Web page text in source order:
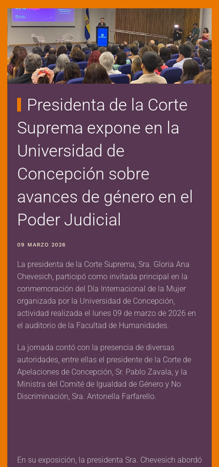
Presidenta de la Corte
Suprema expone en la
Universidad de
Concepción sobre
avances de género en el
Poder Judicial
09 MARZO 2026
La presidenta de la Corte Suprema, Sra. Gloria Ana
Chevesich, participó como invitada principal en la
conmemoración del Día Internacional de la Mujer
organizada por la Universidad de Concepción,
actividad realizada el lunes 09 de marzo de 2026 en
el auditorio de la Facultad de Humanidades.
La jornada contó con la presencia de diversas
autoridades, entre ellas el presidente de la Corte de
Apelaciones de Concepción, Sr. Pablo Zavala, y la
Ministra del Comité de Igualdad de Género y No
Discriminación, Sra. Antonella Farfarello.
En su exposición, la presidenta Sra. Chevesich abordó